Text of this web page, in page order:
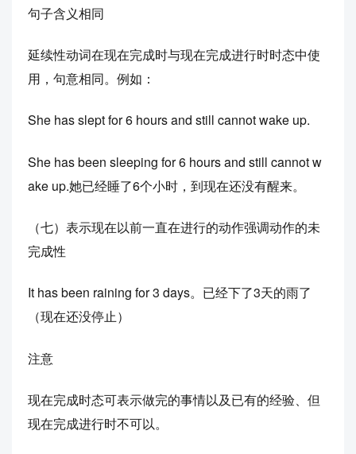
句子含义相同
延续性动词在现在完成时与现在完成进行时时态中使
用，句意相同。例如：
She has slept for 6 hours and still cannot wake up.
She has been sleeping for 6 hours and still cannot w
ake up.她已经睡了6个小时，到现在还没有醒来。
（七）表示现在以前一直在进行的动作强调动作的未
完成性
It has been raining for 3 days。已经下了3天的雨了
（现在还没停止）
注意
现在完成时态可表示做完的事情以及已有的经验、但
现在完成进行时不可以。